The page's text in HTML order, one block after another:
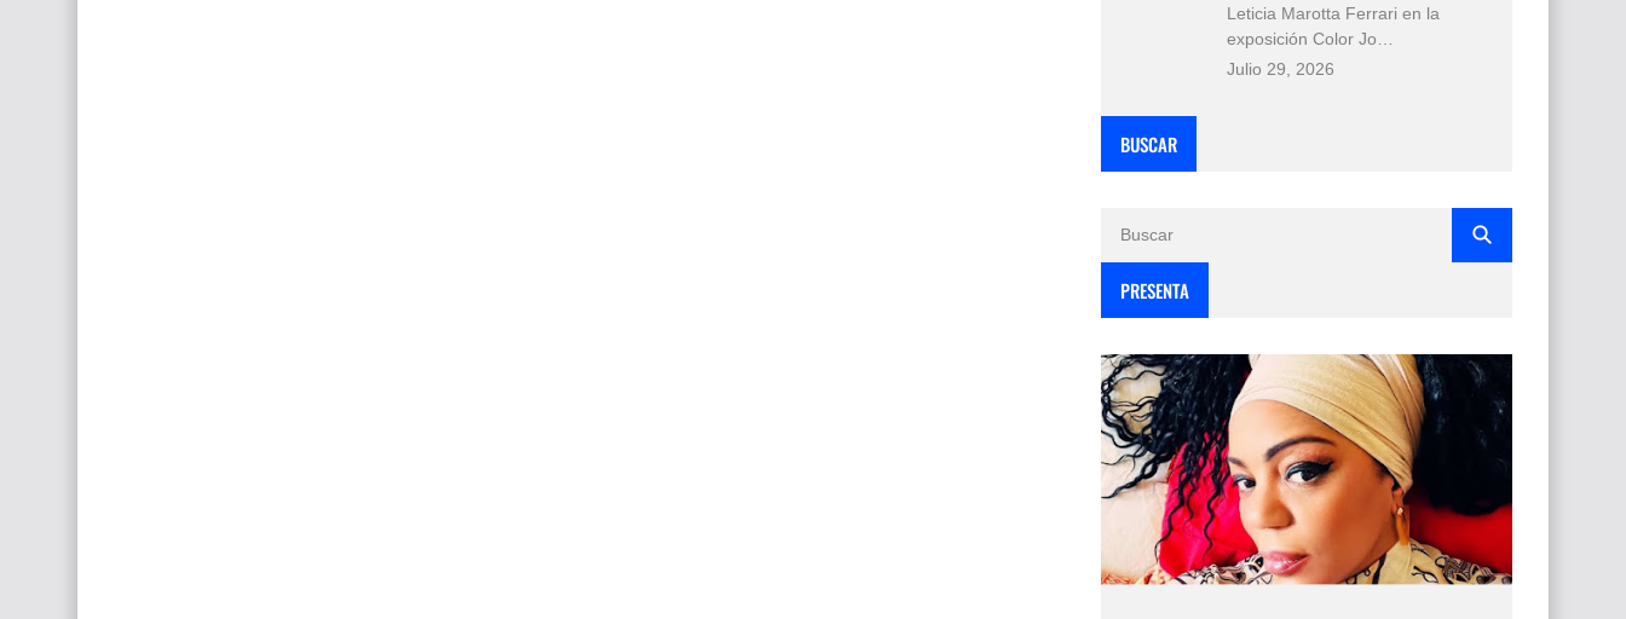
Leticia Marotta Ferrari en la
exposición Color Jo…
Julio 29, 2026
BUSCAR
PRESENTA